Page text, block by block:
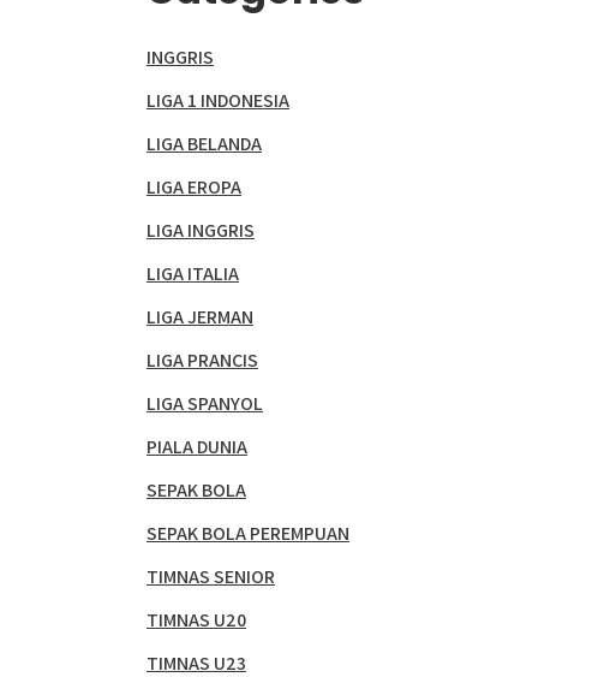
INGGRIS
LIGA 1 INDONESIA
LIGA BELANDA
LIGA EROPA
LIGA INGGRIS
LIGA ITALIA
LIGA JERMAN
LIGA PRANCIS
LIGA SPANYOL
PIALA DUNIA
SEPAK BOLA
SEPAK BOLA PEREMPUAN
TIMNAS SENIOR
TIMNAS U20
TIMNAS U23